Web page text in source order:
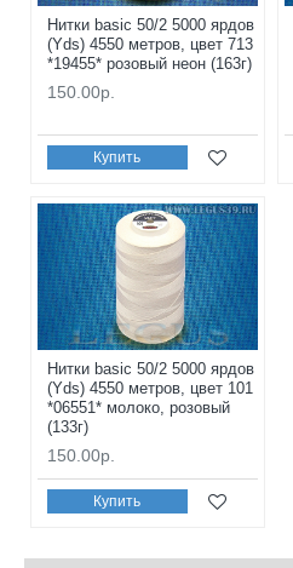
Нитки basic 50/2 5000 ярдов
(Yds) 4550 метров, цвет 713
*19455* розовый неон (163г)
150.00р.
Купить
Нитки basic 50/2 5000 ярдов
(Yds) 4550 метров, цвет 101
*06551* молоко, розовый
(133г)
150.00р.
Купить